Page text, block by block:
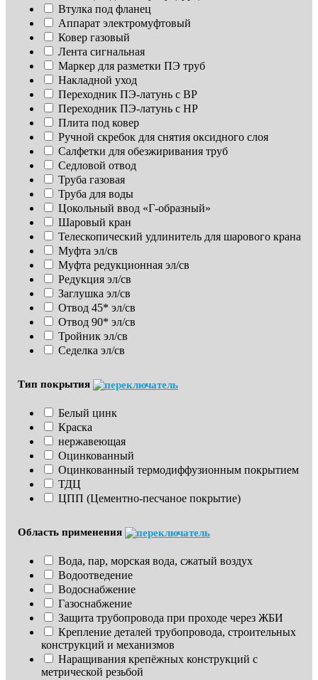
Втулка под фланец
Аппарат электромуфтовый
Ковер газовый
Лента сигнальная
Маркер для разметки ПЭ труб
Накладной уход
Переходник ПЭ-латунь с ВР
Переходник ПЭ-латунь с НР
Плита под ковер
Ручной скребок для снятия оксидного слоя
Салфетки для обезжиривания труб
Седловой отвод
Труба газовая
Труба для воды
Цокольный ввод «Г-образный»
Шаровый кран
Телескопический удлинитель для шарового крана
Муфта эл/св
Муфта редукционная эл/св
Редукция эл/св
Заглушка эл/св
Отвод 45* эл/св
Отвод 90* эл/св
Тройник эл/св
Седелка эл/св
Тип покрытия
Белый цинк
Краска
нержавеющая
Оцинкованный
Оцинкованный термодиффузионным покрытием
ТДЦ
ЦПП (Цементно-песчаное покрытие)
Область применения
Вода, пар, морская вода, сжатый воздух
Водоотведение
Водоснабжение
Газоснабжение
Защита трубопровода при проходе через ЖБИ
Крепление деталей трубопровода, строительных
конструкций и механизмов
Наращивания крепёжных конструкций с
метрической резьбой